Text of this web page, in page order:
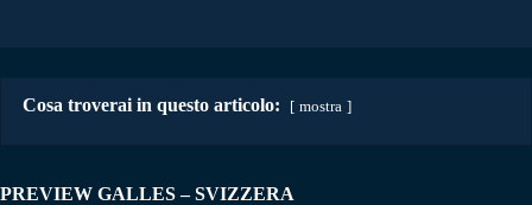
Cosa troverai in questo articolo: mostra
PREVIEW GALLES – SVIZZERA